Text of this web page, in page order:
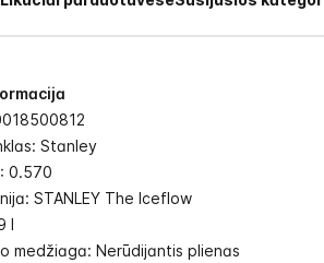
Stanley
0.570
STANLEY The Iceflow
l
medžiaga: Nerūdijantis plienas